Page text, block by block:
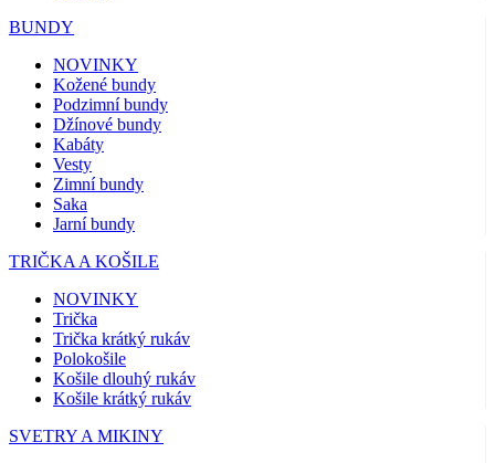
BUNDY
NOVINKY
Kožené bundy
Podzimní bundy
Džínové bundy
Kabáty
Vesty
Zimní bundy
Saka
Jarní bundy
TRIČKA A KOŠILE
NOVINKY
Trička
Trička krátký rukáv
Polokošile
Košile dlouhý rukáv
Košile krátký rukáv
SVETRY A MIKINY